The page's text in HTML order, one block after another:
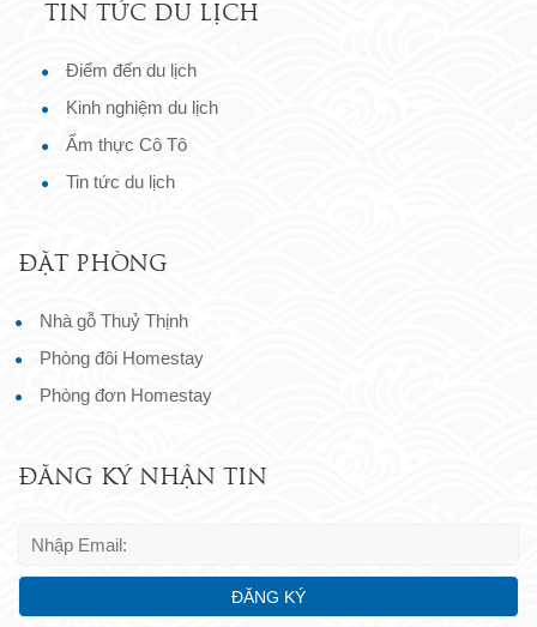
TIN TỨC DU LỊCH
Điểm đến du lịch
Kinh nghiệm du lịch
Ẩm thực Cô Tô
Tin tức du lịch
ĐẶT PHÒNG
Nhà gỗ Thuỷ Thịnh
Phòng đôi Homestay
Phòng đơn Homestay
ĐĂNG KÝ NHẬN TIN